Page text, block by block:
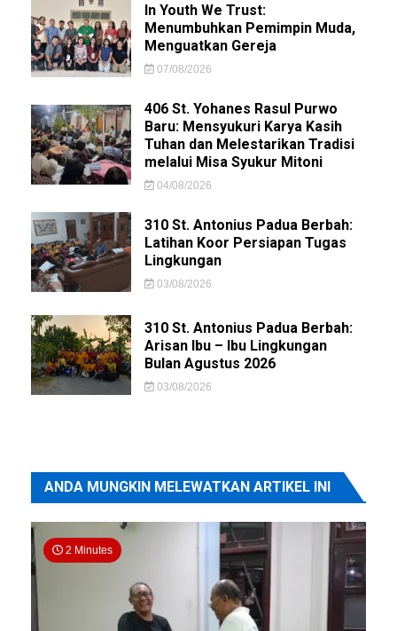
In Youth We Trust:
Menumbuhkan Pemimpin Muda,
Menguatkan Gereja
07/08/2026
406 St. Yohanes Rasul Purwo
Baru: Mensyukuri Karya Kasih
Tuhan dan Melestarikan Tradisi
melalui Misa Syukur Mitoni
04/08/2026
310 St. Antonius Padua Berbah:
Latihan Koor Persiapan Tugas
Lingkungan
03/08/2026
310 St. Antonius Padua Berbah:
Arisan Ibu – Ibu Lingkungan
Bulan Agustus 2026
03/08/2026
ANDA MUNGKIN MELEWATKAN ARTIKEL INI
2 Minutes